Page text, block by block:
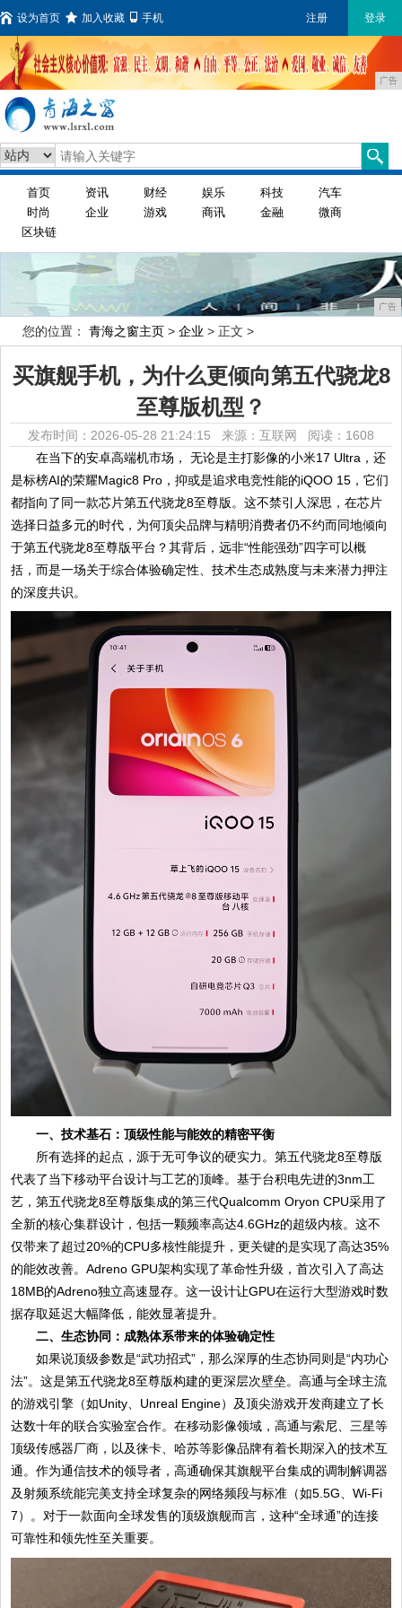
设为首页 加入收藏 手机 注册 登录
广告
首页 资讯 财经 娱乐 科技
汽车
时尚
企业 游戏 商讯 金融
微商
区块链
广告
您的位置： 青海之窗主页 > 企业 > 正文 >
买旗舰手机，为什么更倾向第五代骁龙8
至尊版机型？
发布时间：2026-05-28 21:24:15 来源：互联网 阅读：1608
在当下的安卓高端机市场， 无论是主打影像的小米17 Ultra，还
是标榜AI的荣耀Magic8 Pro，抑或是追求电竞性能的iQOO 15，它们
都指向了同一款芯片第五代骁龙8至尊版。这不禁引人深思，在芯片
选择日益多元的时代，为何顶尖品牌与精明消费者仍不约而同地倾向
于第五代骁龙8至尊版平台？其背后，远非“性能强劲”四字可以概
括，而是一场关于综合体验确定性、技术生态成熟度与未来潜力押注
的深度共识。
一、技术基石：顶级性能与能效的精密平衡
所有选择的起点，源于无可争议的硬实力。第五代骁龙8至尊版
代表了当下移动平台设计与工艺的顶峰。基于台积电先进的3nm工
艺，第五代骁龙8至尊版集成的第三代Qualcomm Oryon CPU采用了
全新的核心集群设计，包括一颗频率高达4.6GHz的超级内核。这不
仅带来了超过20%的CPU多核性能提升，更关键的是实现了高达35%
的能效改善。Adreno GPU架构实现了革命性升级，首次引入了高达
18MB的Adreno独立高速显存。这一设计让GPU在运行大型游戏时数
据存取延迟大幅降低，能效显著提升。
二、生态协同：成熟体系带来的体验确定性
如果说顶级参数是“武功招式”，那么深厚的生态协同则是“内功心
法”。这是第五代骁龙8至尊版构建的更深层次壁垒。高通与全球主流
的游戏引擎（如Unity、Unreal Engine）及顶尖游戏开发商建立了长
达数十年的联合实验室合作。在移动影像领域，高通与索尼、三星等
顶级传感器厂商，以及徕卡、哈苏等影像品牌有着长期深入的技术互
通。作为通信技术的领导者，高通确保其旗舰平台集成的调制解调器
及射频系统能完美支持全球复杂的网络频段与标准（如5.5G、Wi-Fi
7）。对于一款面向全球发售的顶级旗舰而言，这种“全球通”的连接
可靠性和领先性至关重要。